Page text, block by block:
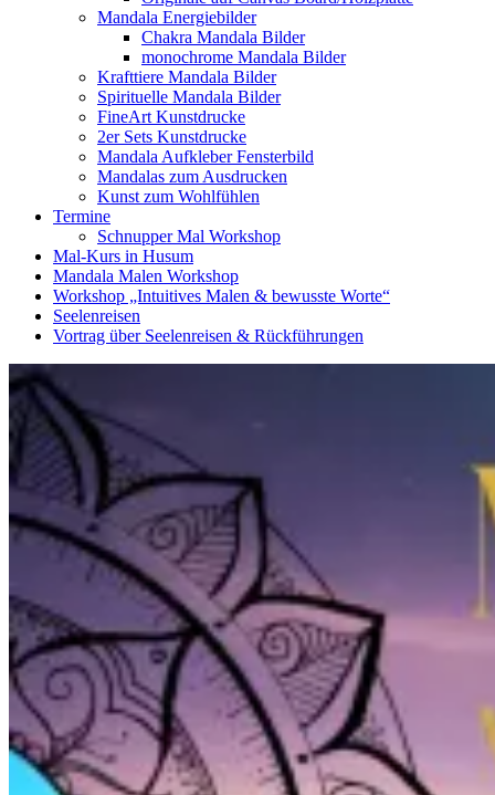
Mandala Energiebilder
Chakra Mandala Bilder
monochrome Mandala Bilder
Krafttiere Mandala Bilder
Spirituelle Mandala Bilder
FineArt Kunstdrucke
2er Sets Kunstdrucke
Mandala Aufkleber Fensterbild
Mandalas zum Ausdrucken
Kunst zum Wohlfühlen
Termine
Schnupper Mal Workshop
Mal-Kurs in Husum
Mandala Malen Workshop
Workshop „Intuitives Malen & bewusste Worte“
Seelenreisen
Vortrag über Seelenreisen & Rückführungen